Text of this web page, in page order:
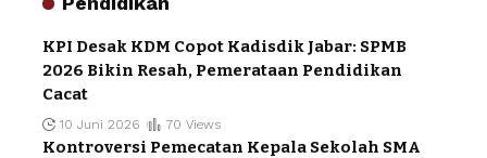
KPI Desak KDM Copot Kadisdik Jabar: SPMB
2026 Bikin Resah, Pemerataan Pendidikan
Cacat
10 Juni 2026 70 Views
Kontroversi Pemecatan Kepala Sekolah SMA